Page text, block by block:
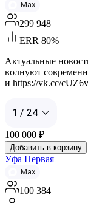
Max
299 948
ERR 80%
Актуальные
волнуют
и https://vk.cc/
1 / 24
100 000 ₽
Добавить в корзину
Уфа Первая
Max
100 384